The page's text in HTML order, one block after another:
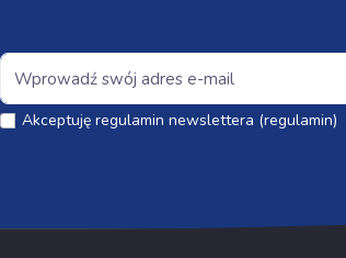
Akceptuję regulamin newslettera (regulamin)